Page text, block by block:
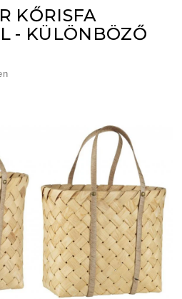
KŐRISFA
- KÜLÖNBÖZŐ